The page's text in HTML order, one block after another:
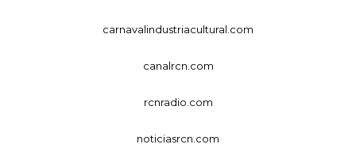
carnavalindustriacultural.com
canalrcn.com
rcnradio.com
noticiasrcn.com